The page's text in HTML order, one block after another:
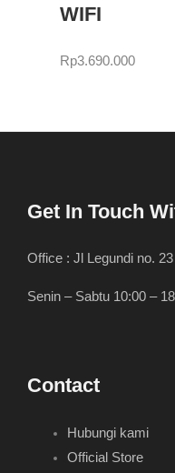
WIFI
Rp3.690.000
Get In Touch
Office : Jl Legundi no.
Senin – Sabtu 10:00 –
Contact
Hubungi kami
Official Store